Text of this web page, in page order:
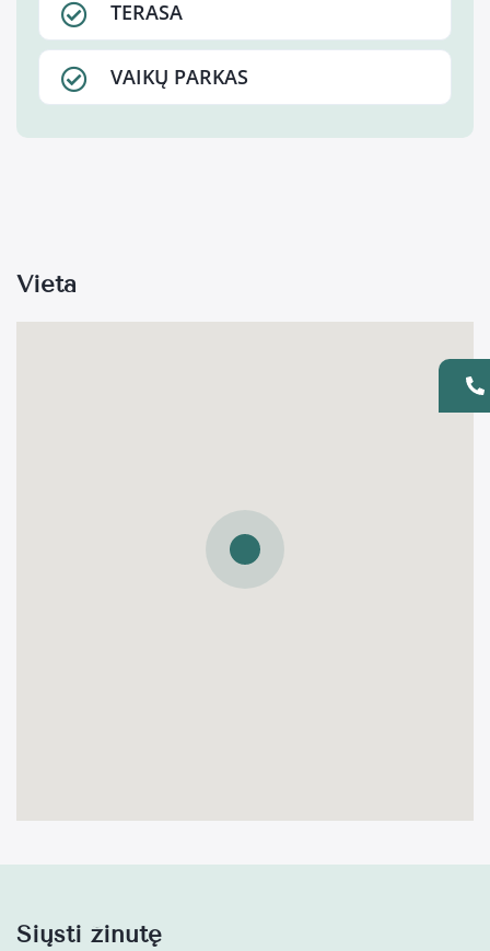
TERASA
VAIKŲ PARKAS
Vieta
Siųsti žinutę